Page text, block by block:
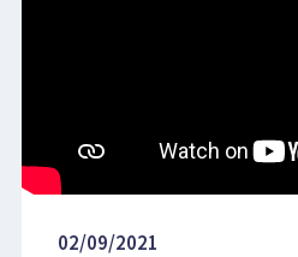
02/09/2021